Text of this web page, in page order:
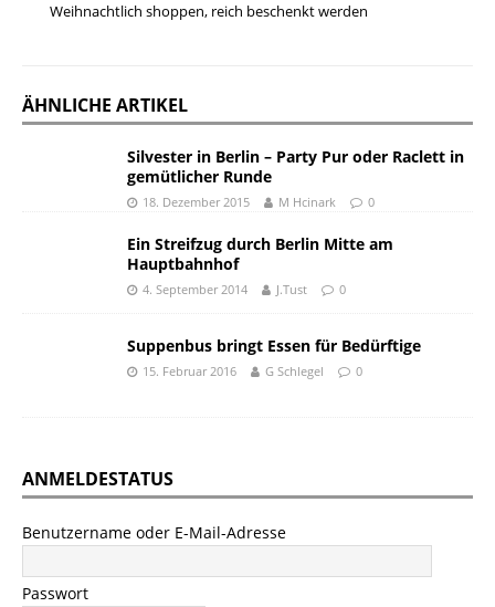
Weihnachtlich shoppen, reich beschenkt werden
ÄHNLICHE ARTIKEL
Silvester in Berlin – Party Pur oder Raclett in
gemütlicher Runde
18. Dezember 2015 M Hcinark 0
Ein Streifzug durch Berlin Mitte am
Hauptbahnhof
4. September 2014 J.Tust 0
Suppenbus bringt Essen für Bedürftige
15. Februar 2016 G Schlegel 0
ANMELDESTATUS
Benutzername oder E-Mail-Adresse
Passwort